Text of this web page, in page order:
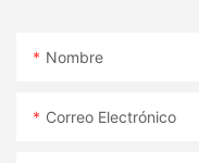
Nombre
Correo Electrónico